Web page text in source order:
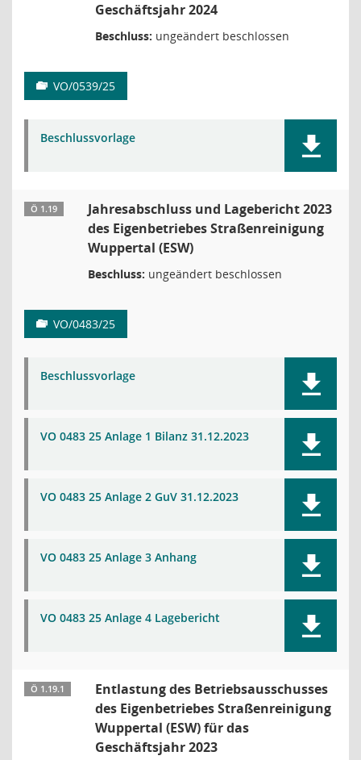
Geschäftsjahr 2024
Beschluss: ungeändert beschlossen
VO/0539/25
Beschlussvorlage
Ö 1.19
Jahresabschluss und Lagebericht 2023
des Eigenbetriebes Straßenreinigung
Wuppertal (ESW)
Beschluss: ungeändert beschlossen
VO/0483/25
Beschlussvorlage
VO 0483 25 Anlage 1 Bilanz 31.12.2023
VO 0483 25 Anlage 2 GuV 31.12.2023
VO 0483 25 Anlage 3 Anhang
VO 0483 25 Anlage 4 Lagebericht
Ö 1.19.1
Entlastung des Betriebsausschusses
des Eigenbetriebes Straßenreinigung
Wuppertal (ESW) für das
Geschäftsjahr 2023